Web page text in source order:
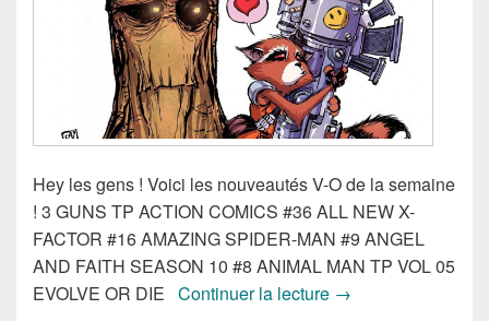
Hey les gens ! Voici les nouveautés V-O de la semaine
! 3 GUNS TP ACTION COMICS #36 ALL NEW X-
FACTOR #16 AMAZING SPIDER-MAN #9 ANGEL
AND FAITH SEASON 10 #8 ANIMAL MAN TP VOL 05
EVOLVE OR DIE Continuer la lecture Sortie des comics
→